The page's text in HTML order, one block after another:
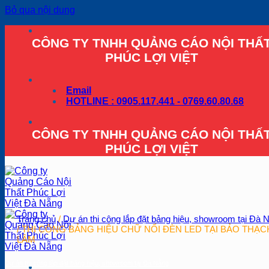
Bỏ qua nội dung
CÔNG TY TNHH QUẢNG CÁO NỘI
PHÚC LỢI VIỆT
Email
HOTLINE : 0905.117.441 - 0769.60.80.68
CÔNG TY TNHH QUẢNG CÁO NỘI
PHÚC LỢI VIỆT
Trang chủ / Dự án thi công lắp đặt bảng hiệu, showroom tại Đà
/THI CÔNG BẢNG HIỆU CHỮ NỔI ĐÈN LED TẠI BẢO
LÂM